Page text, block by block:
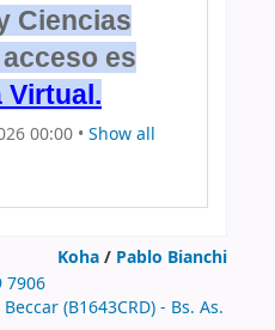
Ciencias
es
Virtual.
00:00 • Show all
Koha/ Pablo Bianchi
7906
(B1643CRD) - Bs. As.